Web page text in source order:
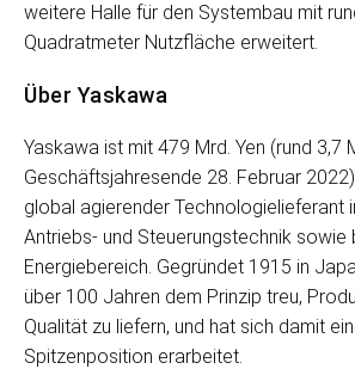
weitere Halle für den Systembau mit
Quadratmeter Nutzfläche erweitert.
Über Yaskawa
Yaskawa ist mit 479 Mrd. Yen (rund 3,7
Geschäftsjahresende 28. Februar
global agierender Technologielieferant
Antriebs- und Steuerungstechnik sowie
Energiebereich. Gegründet 1915 in
über 100 Jahren dem Prinzip treu,
Qualität zu liefern, und hat sich damit
Spitzenposition erarbeitet.